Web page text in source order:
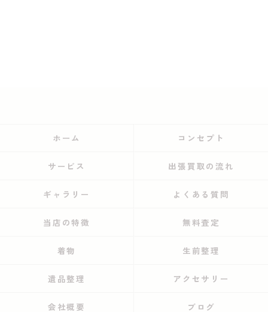
ホーム コンセプト
サービス 出張買取の流れ
ギャラリー よくある質問
当店の特徴 無料査定
着物 生前整理
遺品整理 アクセサリー
会社概要 ブログ